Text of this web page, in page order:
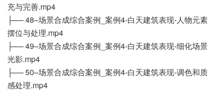
充与完善.mp4
├── 48–场景合成综合案例_案例4-白天建筑表现-人物元素
摆位与处理.mp4
├── 49–场景合成综合案例_案例4-白天建筑表现-细化场景
光影.mp4
├── 50–场景合成综合案例_案例4-白天建筑表现-调色和质
感处理.mp4